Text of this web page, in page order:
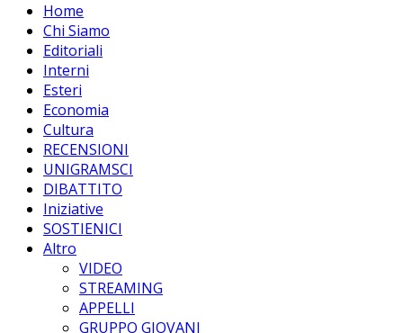
Home
Chi Siamo
Editoriali
Interni
Esteri
Economia
Cultura
RECENSIONI
UNIGRAMSCI
DIBATTITO
Iniziative
SOSTIENICI
Altro
VIDEO
STREAMING
APPELLI
GRUPPO GIOVANI